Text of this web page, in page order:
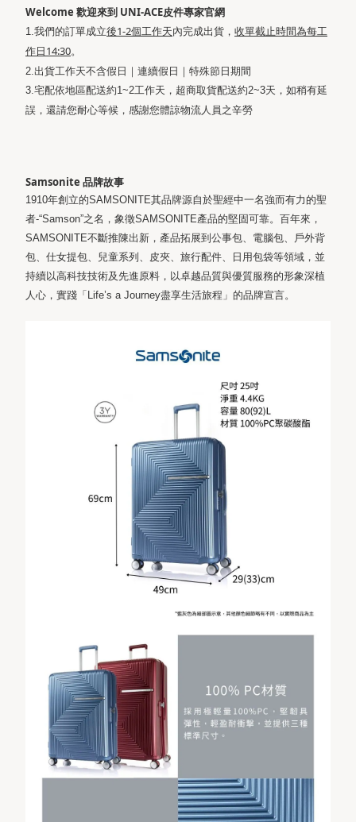
Welcome 歡迎來到 UNI-ACE皮件專家官網
1.我們的訂單成立後1-2個工作天內完成出貨， 收單截止時間為每工
作日14:30。
2.出貨工作天不含假日｜連續假日｜特殊節日期間
3.宅配依地區配送約1~2工作天，超商取貨配送約2~3天，如稍有延
誤，還請您耐心等候，感謝您體諒物流人員之辛勞
Samsonite 品牌故事
1910年創立的SAMSONITE其品牌源自於聖經中一名強而有力的聖
者-“Samson”之名，象徵SAMSONITE產品的堅固可靠。百年來，
SAMSONITE不斷推陳出新，產品拓展到公事包、電腦包、戶外背
包、仕女提包、兒童系列、皮夾、旅行配件、日用包袋等領域，並
持續以高科技技術及先進原料，以卓越品質與優質服務的形象深植
人心，實踐「Life’s a Journey盡享生活旅程」的品牌宣言。